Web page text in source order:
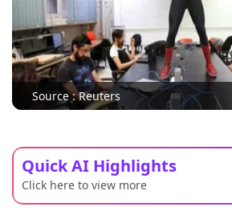
Source : Reuters
Quick AI Highlights
Click here to view more